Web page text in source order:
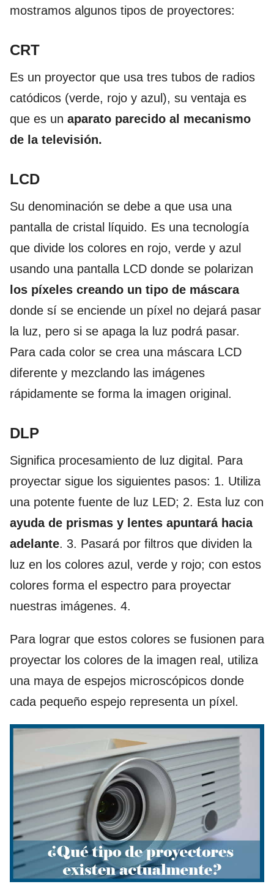
mostramos algunos tipos de proyectores:
CRT
Es un proyector que usa tres tubos de radios
catódicos (verde, rojo y azul), su ventaja es
que es un aparato parecido al mecanismo
de la televisión.
LCD
Su denominación se debe a que usa una
pantalla de cristal líquido. Es una tecnología
que divide los colores en rojo, verde y azul
usando una pantalla LCD donde se polarizan
los píxeles creando un tipo de máscara
donde sí se enciende un píxel no dejará pasar
la luz, pero si se apaga la luz podrá pasar.
Para cada color se crea una máscara LCD
diferente y mezclando las imágenes
rápidamente se forma la imagen original.
DLP
Significa procesamiento de luz digital. Para
proyectar sigue los siguientes pasos: 1. Utiliza
una potente fuente de luz LED; 2. Esta luz con
ayuda de prismas y lentes apuntará hacia
adelante. 3. Pasará por filtros que dividen la
luz en los colores azul, verde y rojo; con estos
colores forma el espectro para proyectar
nuestras imágenes. 4.
Para lograr que estos colores se fusionen para
proyectar los colores de la imagen real, utiliza
una maya de espejos microscópicos donde
cada pequeño espejo representa un píxel.